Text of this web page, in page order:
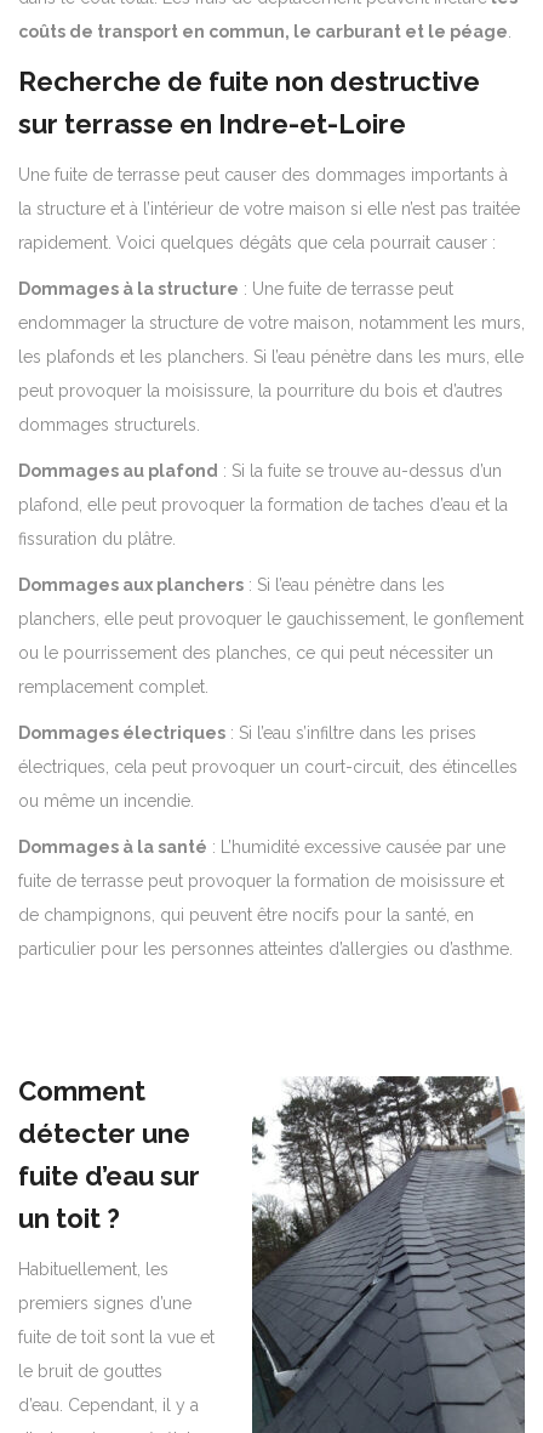
coûts de transport en commun, le carburant et le péage
Recherche de fuite non destructive
sur terrasse en Indre-et-Loire
Une fuite de terrasse peut causer des dommages importants à
la structure et à l’intérieur de votre maison si elle n’est pas traitée
rapidement. Voici quelques dégâts que cela pourrait causer :
Dommages à la structure : Une fuite de terrasse peut
endommager la structure de votre maison, notamment les murs,
les plafonds et les planchers. Si l’eau pénètre dans les murs, elle
peut provoquer la moisissure, la pourriture du bois et d’autres
dommages structurels.
Dommages au plafond : Si la fuite se trouve au-dessus d’un
plafond, elle peut provoquer la formation de taches d’eau et la
fissuration du plâtre.
Dommages aux planchers : Si l’eau pénètre dans les
planchers, elle peut provoquer le gauchissement, le gonflement
ou le pourrissement des planches, ce qui peut nécessiter un
remplacement complet.
Dommages électriques : Si l’eau s’infiltre dans les prises
électriques, cela peut provoquer un court-circuit, des étincelles
ou même un incendie.
Dommages à la santé : L’humidité excessive causée par une
fuite de terrasse peut provoquer la formation de moisissure et
de champignons, qui peuvent être nocifs pour la santé, en
particulier pour les personnes atteintes d’allergies ou d’asthme.
Comment
détecter une
fuite d’eau sur
un toit ?
Habituellement, les
premiers signes d’une
fuite de toit sont la vue et
le bruit de gouttes
d’eau. Cependant, il y a